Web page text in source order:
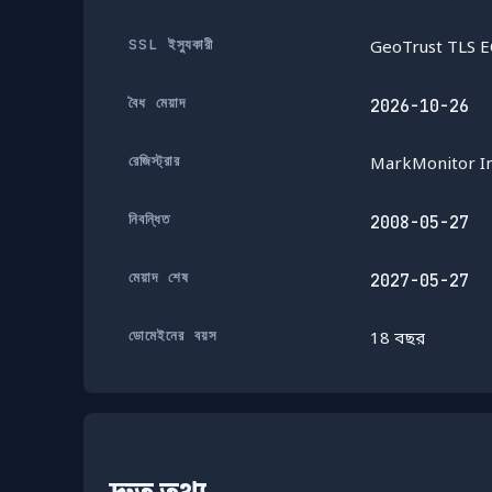
SSL ইস্যুকারী GeoTrust TLS
বৈধ মেয়াদ 2026-10-26
রেজিস্ট্রার MarkMonitor
নিবন্ধিত 2008-05-27
মেয়াদ শেষ 2027-05-27
ডোমেইনের বয়স 18 বছর